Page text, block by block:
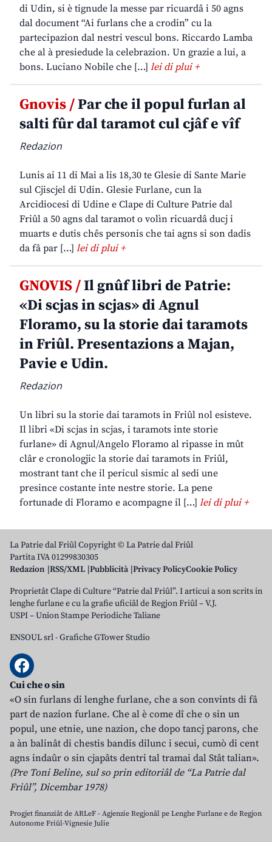
di Udin, si è tignude la messe par ricuardâ i 50 agns
dal document “Ai furlans che a crodin” cu la
partecipazion dal nestri vescul bons. Riccardo Lamba
che al à presiedude la celebrazion. Un grazie a lui, a
bons. Luciano Nobile che […] lei di plui +
Gnovis /Par che il popul furlan al
salti fûr dal taramot cul cjâf e vîf
Redazion
Lunis ai 11 di Mai a lis 18,30 te Glesie di Sante Marie
sul Cjiscjel di Udin. Glesie Furlane, cun la
Arcidiocesi di Udine e Clape di Culture Patrie dal
Friûl a 50 agns dal taramot o volìn ricuardâ ducj i
muarts e dutis chês personis che tai agns si son dadis
da fâ par […] lei di plui +
GNOVIS /Il gnûf libri de Patrie:
«Di scjas in scjas» di Agnul
Floramo, su la storie dai taramots
in Friûl. Presentazions a Majan,
Pavie e Udin.
Redazion
Un libri su la storie dai taramots in Friûl nol esisteve.
Il libri «Di scjas in scjas, i taramots inte storie
furlane» di Agnul/Angelo Floramo al ripasse in mût
clâr e cronologjic la storie dai taramots in Friûl,
mostrant tant che il pericul sismic al sedi une
presince costante inte nestre storie. La pene
fortunade di Floramo e acompagne il […] lei di plui +
La Patrie dal Friûl Copyright © La Patrie dal Friûl
Partita IVA 01299830305
Redazion RSS/XML Pubblicità Privacy PolicyCookie Policy
Proprietât Clape di Culture “Patrie dal Friûl”. I articui a son scrits in
lenghe furlane e cu la grafie uficiâl de Regjon Friûl – V.J.
USPI – Union Stampe Periodiche Taliane
ENSOUL srl-Grafiche GTower Studio
Cui che o sin
«O sin furlans di lenghe furlane, che a son convints di fâ
part de nazion furlane. Che al è come dî che o sin un
popul, une etnie, une nazion, che dopo tancj parons, che
a àn balinât di chestis bandis dilunc i secui, cumò di cent
agns indaûr o sin cjapâts dentri tal tramai dal Stât talian».
(Pre Toni Beline, sul so prin editoriâl de “La Patrie dal
Friûl”, Dicembar 1978)
Progjet finanziât de ARLeF - Agjenzie Regjonâl pe Lenghe Furlane e de Regjon
Autonome Friûl-Vignesie Julie